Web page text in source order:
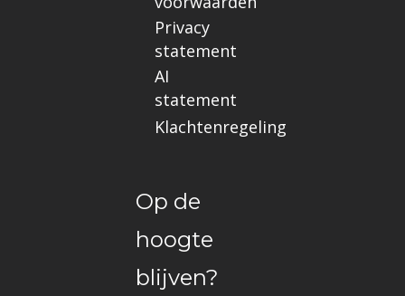
Privacy
statement
AI
statement
Klachtenregeling
Op de
hoogte
blijven?